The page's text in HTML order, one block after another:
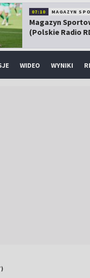
07:10 MAGAZYN
Magazyn
(Polskie Radio
WIDEO WYNIKI